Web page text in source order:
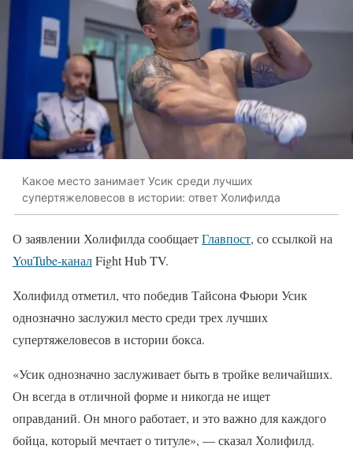
Какое место занимает Усик среди лучших
супертяжеловесов в истории: ответ Холифилда
О заявлении Холифилда сообщаетГлавпост, со ссылкой на
YouTube-каналFight Hub TV.
Холифилд отметил, что победив Тайсона Фьюри Усик
однозначно заслужил место среди трех лучших
супертяжеловесов в истории бокса.
«Усик однозначно заслуживает быть в тройке величайших.
Он всегда в отличной форме и никогда не ищет
оправданий. Он много работает, и это важно для каждого
бойца, который мечтает о титуле», — сказал Холифилд.